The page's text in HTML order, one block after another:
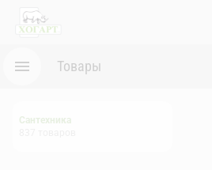
Товары
Сантехника